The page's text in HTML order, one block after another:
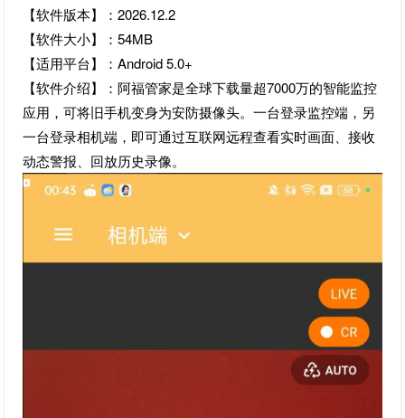
【软件版本】：2026.12.2
【软件大小】：54MB
【适用平台】：Android 5.0+
【软件介绍】：阿福管家是全球下载量超7000万的智能监控
应用，可将旧手机变身为安防摄像头。一台登录监控端，另
一台登录相机端，即可通过互联网远程查看实时画面、接收
动态警报、回放历史录像。